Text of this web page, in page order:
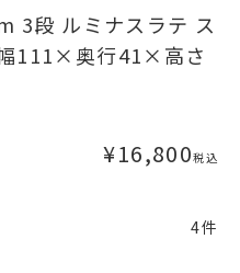
3段 ルミナスラテ ス
111×奥行41×高さ
¥16,800税込
4